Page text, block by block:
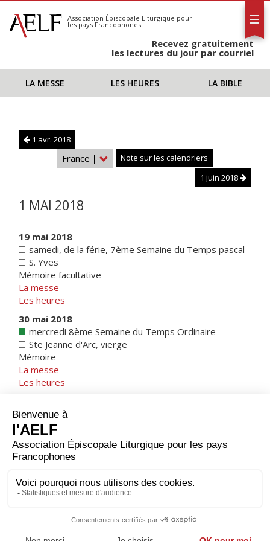
S'abonner
Calendrier
Association Épiscopale Liturgique pour
les pays Francophones
Recevez gratuitement
les lectures du jour par courriel
LA MESSE LES HEURES LA BIBLE
1 avr. 2018
France |
Note sur les calendriers
1 juin 2018
1 MAI 2018
19 mai 2018
samedi, de la férie, 7ème Semaine du Temps pascal
S. Yves
Mémoire facultative
La messe
Les heures
30 mai 2018
mercredi 8ème Semaine du Temps Ordinaire
Ste Jeanne d'Arc, vierge
Mémoire
La messe
Les heures
1 avr. 2018